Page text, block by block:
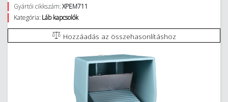
Gyártói cikkszám:XPEM711
Kategória: Láb kapcsolók
Hozzáadás az összehasonlításhoz